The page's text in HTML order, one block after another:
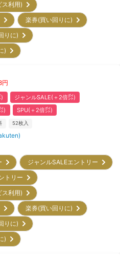
ス利用)
)
楽券(買い回りに)
りに)
に)
円
ジャンルSALE(＋2倍㌽)
)
SPU(＋2倍㌽)
52枚入
ジャンルSALEエントリー
トリー
ス利用)
)
楽券(買い回りに)
りに)
に)